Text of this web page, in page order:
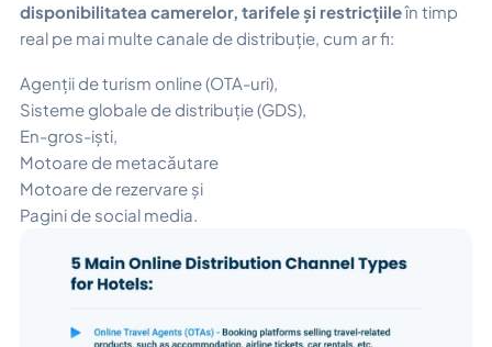
disponibilitatea camerelor, tarifele și restricțiileîn timp
real pe mai multe canale de distribuție, cum ar fi:
Agenții de turism online (OTA-uri),
Sisteme globale de distribuție (GDS),
En-gros-iști,
Motoare de metacăutare
Motoare de rezervare și
Pagini de social media.